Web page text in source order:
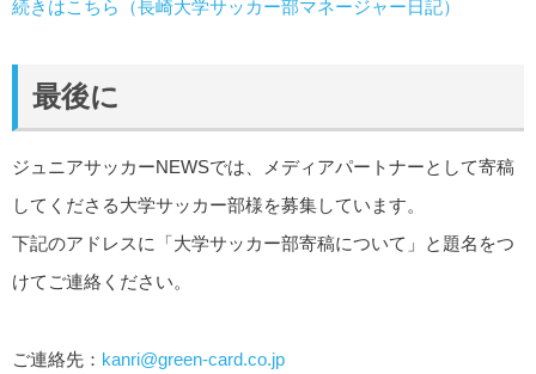
続きはこちら（長崎大学サッカー部マネージャー日記）
最後に
ジュニアサッカーNEWSでは、メディアパートナーとして寄稿
してくださる大学サッカー部様を募集しています。
下記のアドレスに「大学サッカー部寄稿について」と題名をつ
けてご連絡ください。
ご連絡先： kanri@green-card.co.jp